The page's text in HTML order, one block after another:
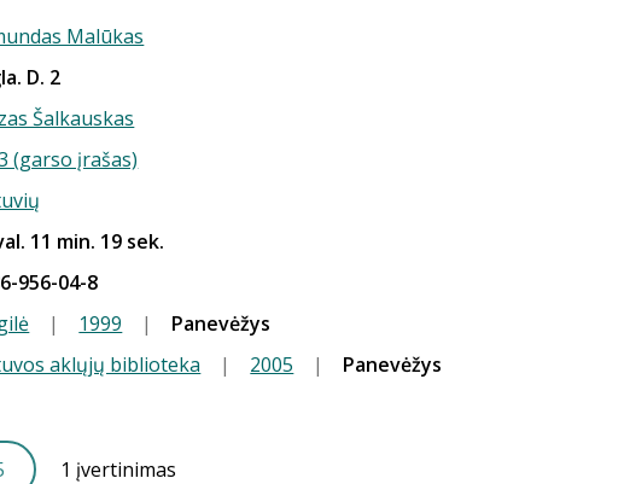
Malūkas
D. 2
Šalkauskas
(garso įrašas)
11 min. 19 sek.
956-04-8
| 1999 |
Panevėžys
aklųjų biblioteka | 2005 | Panevėžys
1 įvertinimas